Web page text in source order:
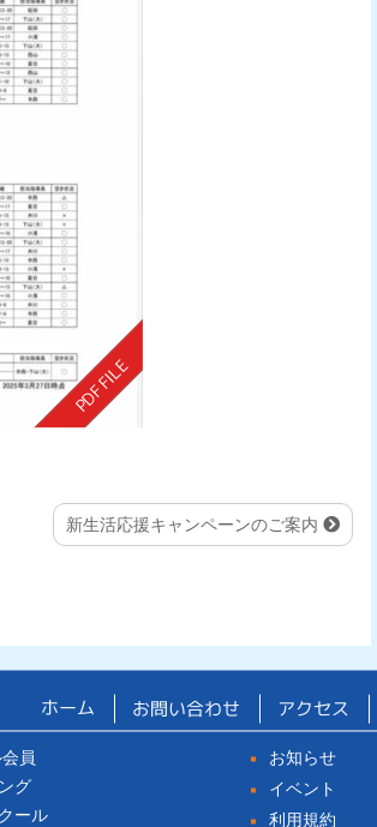
新生活応援キャンペーンのご案内
ホーム お問い合わせ アクセス
員
グ
ール
お知らせ
イベント
利用規約